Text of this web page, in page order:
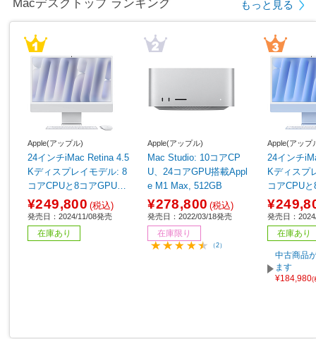
Macデスクトップ ランキング もっと見る
Apple(アップル)
24インチiMac Retina 4.5
Kディスプレイモデル: 8
コアCPUと8コアGPUを
搭載したApple M4チッ
プ, 16GB, 256GB SSD -
シルバー シルバー MWU
C3J/A
¥249,800 (税込)
発売日：2024/11/08発売
在庫あり
Apple(アップル)
Mac Studio: 10コアCP
U、24コアGPU搭載Appl
e M1 Max, 512GB
¥278,800 (税込)
発売日：2022/03/18発売
在庫限り
（2）
Apple(アップ
24インチ
Kディスプ
コアCPU
搭載した
プ, 16GB,
ブルー ブルー MWUF3J/
A
発売日：
在庫あり
中古商品
ます
¥184,980(